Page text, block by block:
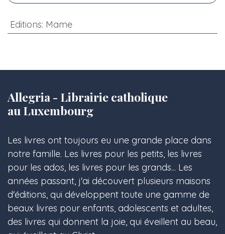
Editions: Mame
Allegria - Librairie catholique
au Luxembourg
Les livres ont toujours eu une grande place dans
notre famille. Les livres pour les petits, les livres
pour les ados, les livres pour les grands... Les
années passant, j'ai découvert plusieurs maisons
d'éditions, qui développent toute une gamme de
beaux livres pour enfants, adolescents et adultes,
des livres qui donnent la joie, qui éveillent au beau,